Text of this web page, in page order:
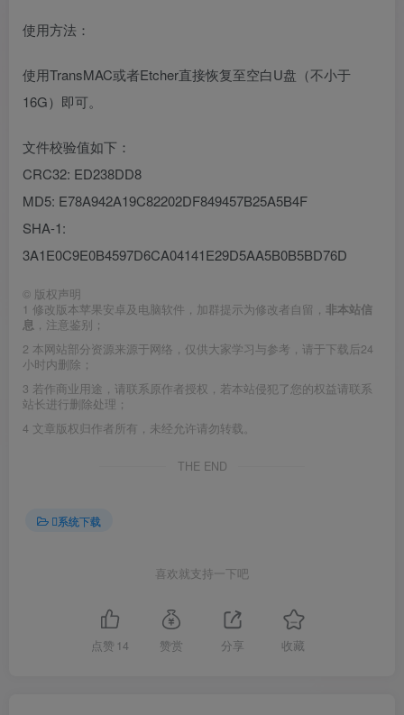
使用方法：
使用TransMAC或者Etcher直接恢复至空白U盘（不小于
16G）即可。
文件校验值如下：
CRC32: ED238DD8
MD5: E78A942A19C82202DF849457B25A5B4F
SHA-1:
3A1E0C9E0B4597D6CA04141E29D5AA5B0B5BD76D
© 版权声明
1 修改版本苹果安卓及电脑软件，加群提示为修改者自留， 非本站信
息 ，注意鉴别；
2 本网站部分资源来源于网络，仅供大家学习与参考，请于下载后24
小时内删除；
3 若作商业用途，请联系原作者授权，若本站侵犯了您的权益请联系
站长进行删除处理；
4 文章版权归作者所有，未经允许请勿转载。
THE END
系统下载
喜欢就支持一下吧
点赞 14 赞赏 分享 收藏